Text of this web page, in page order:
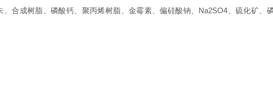
合成树脂、磷酸钙、聚丙烯树脂、金霉素、偏硅酸钠、Na2SO4、硫化矿、